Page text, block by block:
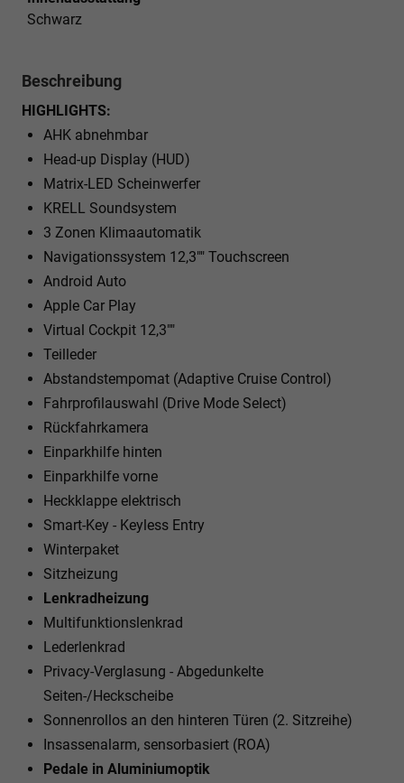
Schwarz
Beschreibung
HIGHLIGHTS:
AHK abnehmbar
Head-up Display (HUD)
Matrix-LED Scheinwerfer
KRELL Soundsystem
3 Zonen Klimaautomatik
Navigationssystem 12,3"" Touchscreen
Android Auto
Apple Car Play
Virtual Cockpit 12,3""
Teilleder
Abstandstempomat (Adaptive Cruise Control)
Fahrprofilauswahl (Drive Mode Select)
Rückfahrkamera
Einparkhilfe hinten
Einparkhilfe vorne
Heckklappe elektrisch
Smart-Key - Keyless Entry
Winterpaket
Sitzheizung
Lenkradheizung
Multifunktionslenkrad
Lederlenkrad
Privacy-Verglasung - Abgedunkelte
Seiten-/Heckscheibe
Sonnenrollos an den hinteren Türen (2. Sitzreihe)
Insassenalarm, sensorbasiert (ROA)
Pedale in Aluminiumoptik